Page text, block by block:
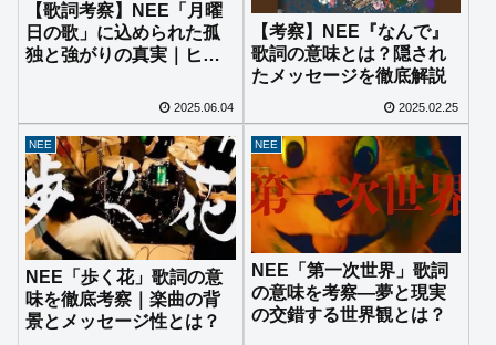
【歌詞考察】NEE「月曜
日の歌」に込められた孤
独と強がりの真実｜ヒー
2025.06.04
【考察】NEE『なんで』
歌詞の意味とは？隠され
たメッセージを徹底解説
2025.02.25
NEE
NEE「歩く花」歌詞の意
味を徹底考察｜楽曲の背
景とメッセージ性とは？
NEE
NEE「第一次世界」歌詞
の意味を考察―夢と現実
の交錯する世界観とは？